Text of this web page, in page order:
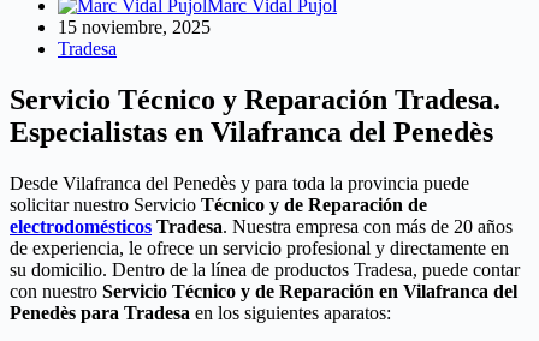
Marc Vidal Pujol
15 noviembre, 2025
Tradesa
Servicio Técnico y Reparación Tradesa.
Especialistas en Vilafranca del Penedès
Desde Vilafranca del Penedès y para toda la provincia puede
solicitar nuestro Servicio Técnico y de Reparación de
electrodomésticos Tradesa. Nuestra empresa con más de 20 años
de experiencia, le ofrece un servicio profesional y directamente en
su domicilio. Dentro de la línea de productos Tradesa, puede contar
con nuestro Servicio Técnico y de Reparación en Vilafranca del
Penedès para Tradesa en los siguientes aparatos: